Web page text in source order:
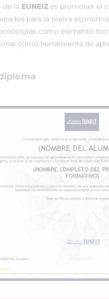
de la EUNEIZ es promover el
para la nueva
como elemento
como herramienta de